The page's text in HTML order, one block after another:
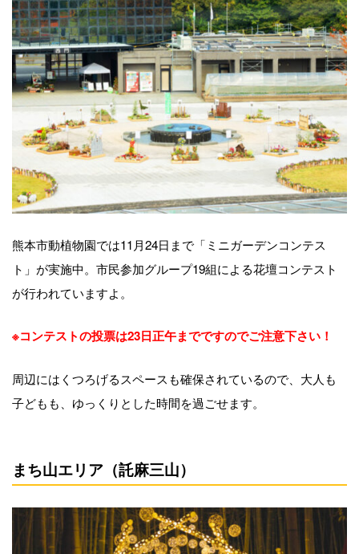
熊本市動植物園では11月24日まで「ミニガーデンコンテス
ト」が実施中。市民参加グループ19組による花壇コンテスト
が行われていますよ。
※コンテストの投票は23日正午までですのでご注意下さい！
周辺にはくつろげるスペースも確保されているので、大人も
子どもも、ゆっくりとした時間を過ごせます。
まち山エリア（託麻三山）